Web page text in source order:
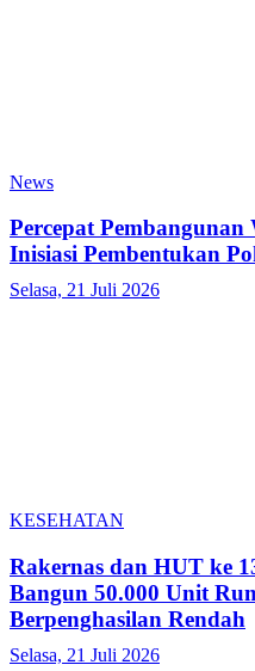
News
Percepat
Inisiasi Pembentukan
Selasa, 21 Juli 2026
KESEHATAN
Rakernas dan HUT ke
Bangun 50.000 Unit
Berpenghasilan Rendah
Selasa, 21 Juli 2026